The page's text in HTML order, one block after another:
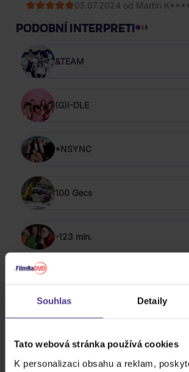
Souhlas Detaily
Tato webová stránka používá cookies
K personalizaci obsahu a reklam,
05.07.2024 od Martin
PODOBNÍ INTERPRETI
&TEAM
(G)I-DLE
*NSYNC
100 Gecs
-123 min.
2026